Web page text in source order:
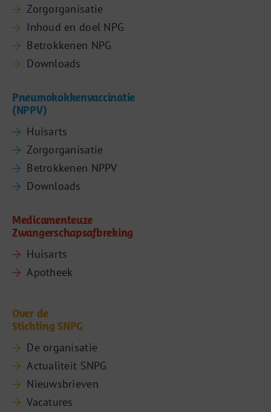
Zorgorganisatie
Inhoud en doel NPG
Betrokkenen NPG
Downloads
Pneumokokkenvaccinatie
(NPPV)
Huisarts
Zorgorganisatie
Betrokkenen NPPV
Downloads
Medicamenteuze
Zwangerschapsafbreking
Huisarts
Apotheek
Over de
Stichting SNPG
De organisatie
Actualiteit SNPG
Nieuwsbrieven
Vacatures